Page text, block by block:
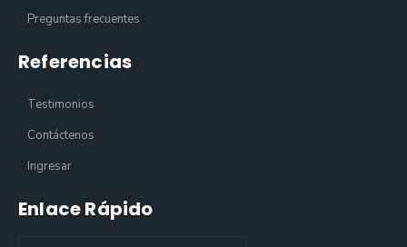
Preguntas frecuentes
Referencias
Testimonios
Contáctenos
Ingresar
Enlace Rápido